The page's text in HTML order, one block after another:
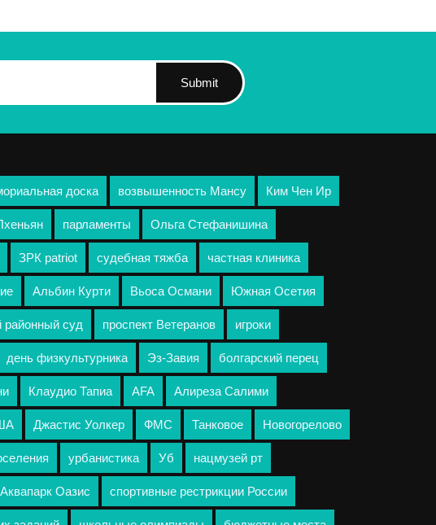
Submit
доска возвышенность Мансу Ким Чен Ир
парламенты Ольга Стефанишина
ЗРК patriot судебная тяжба частная клиника
Альбин Курти Вьоса Османи Южная Осетия
районный суд проспект Ветеранов игроки
день физкультурника Эз-Завия болгарский перец
Клаудио Тапиа AFA Алиреза Салими
Джастис Уолкер ФМС Танковое Новогорелово
урбанистика Уб нацмузей рт
Аквапарк Оазис спортивные рестрикции России